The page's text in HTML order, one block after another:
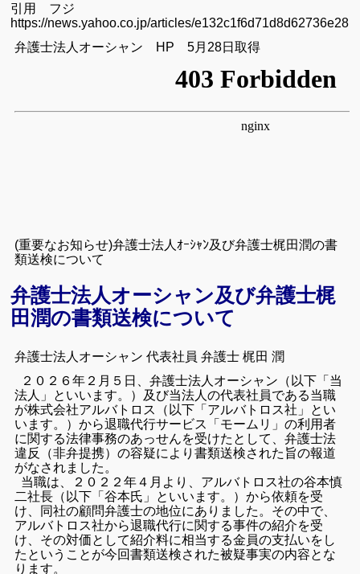
引用 フジ
https://news.yahoo.co.jp/articles/
弁護士法人オーシャン HP 5月28日取得
(重要なお知らせ)弁護士法人ｵｰｼｬﾝ及び弁護士梶田潤の書
類送検について
弁護士法人オーシャン及び弁護士梶
田潤の書類送検について
弁護士法人オーシャン 代表社員 弁護士 梶田 潤
２０２６年２月５日、弁護士法人オーシャン（以下「当
法人」といいます。）及び当法人の代表社員である当職
が株式会社アルバトロス（以下「アルバトロス社」とい
います。）から退職代行サービス「モームリ」の利用者
に関する法律事務のあっせんを受けたとして、弁護士法
違反（非弁提携）の容疑により書類送検された旨の報道
がなされました。
当職は、２０２２年４月より、アルバトロス社の谷本慎
二社長（以下「谷本氏」といいます。）から依頼を受
け、同社の顧問弁護士の地位にありました。その中で、
アルバトロス社から退職代行に関する事件の紹介を受
け、その対価として紹介料に相当する金員の支払いをし
たということが今回書類送検された被疑事実の内容とな
ります。